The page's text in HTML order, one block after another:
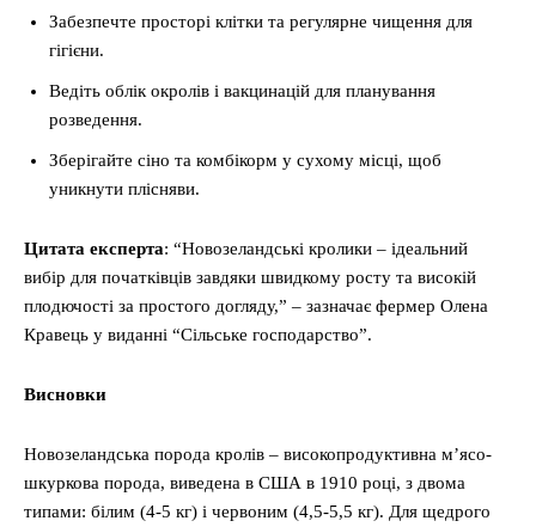
Забезпечте просторі клітки та регулярне чищення для
гігієни.
Ведіть облік окролів і вакцинацій для планування
розведення.
Зберігайте сіно та комбікорм у сухому місці, щоб
уникнути плісняви.
Цитата експерта: “Новозеландські кролики – ідеальний
вибір для початківців завдяки швидкому росту та високій
плодючості за простого догляду,” – зазначає фермер Олена
Кравець у виданні “Сільське господарство”.
Висновки
Новозеландська порода кролів – високопродуктивна м’ясо-
шкуркова порода, виведена в США в 1910 році, з двома
типами: білим (4-5 кг) і червоним (4,5-5,5 кг). Для щедрого